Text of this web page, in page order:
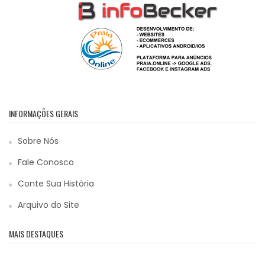
INFORMAÇÕES GERAIS
Sobre Nós
Fale Conosco
Conte Sua História
Arquivo do Site
MAIS DESTAQUES